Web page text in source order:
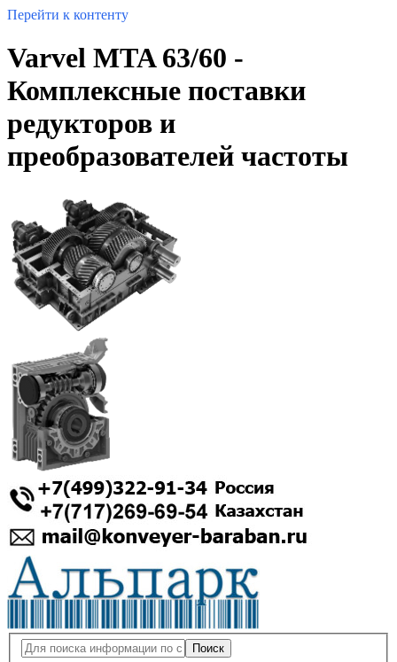
Перейти к контенту
Varvel MTA 63/60 -
Комплексные поставки
редукторов и
преобразователей частоты
Поиск